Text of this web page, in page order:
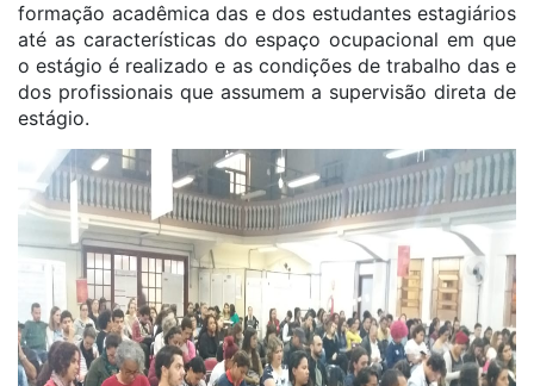
formação acadêmica das e dos estudantes estagiários
até as características do espaço ocupacional em que
o estágio é realizado e as condições de trabalho das e
dos profissionais que assumem a supervisão direta de
estágio.